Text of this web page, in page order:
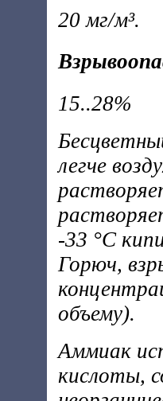
20 мг/м³.
15..28%
легче
-33 °С
Горюч,
объему).
Аммиак
кислоты,